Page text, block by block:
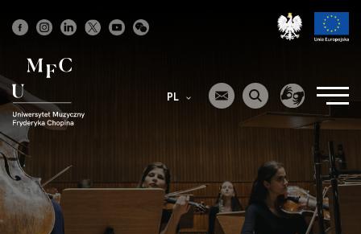
Strona
główna
PL